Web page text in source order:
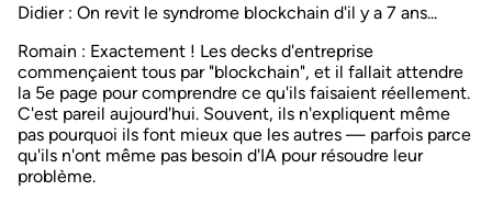
Didier: On revit le syndrome blockchain d'il y a 7 ans...
Romain : Exactement ! Les decks d'entreprise
commençaient tous par "blockchain", et il fallait attendre
la 5e page pour comprendre ce qu'ils faisaient réellement.
C'est pareil aujourd'hui. Souvent, ils n'expliquent même
pas pourquoi ils font mieux que les autres — parfois parce
qu'ils n'ont même pas besoin d'IA pour résoudre leur
problème.